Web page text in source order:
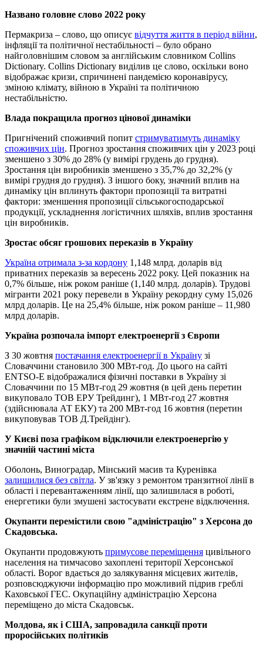
Названо головне слово 2022 року
Пермакриза – слово, що описує відчуття життя в період війни,
інфляції та політичної нестабільності – було обрано
найголовнішим словом за англійським словником Collins
Dictionary. Collins Dictionary виділив це слово, оскільки воно
відображає кризи, спричинені пандемією коронавірусу,
зміною клімату, війною в Україні та політичною
нестабільністю.
Влада покращила прогноз цінової динаміки
Пригнічений споживчий попит стримуватимуть динаміку
споживчих цін. Прогноз зростання споживчих цін у 2023 році
зменшено з 30% до 28% (у вимірі грудень до грудня).
Зростання цін виробників зменшено з 35,7% до 32,2% (у
вимірі грудня до грудня). З іншого боку, значний вплив на
динаміку цін вплинуть фактори пропозиції та витратні
фактори: зменшення пропозиції сільськогосподарської
продукції, ускладнення логістичних шляхів, вплив зростання
цін виробників.
Зростає обсяг грошових переказів в Україну
Україна отримала з-за кордону 1,148 млрд. доларів від
приватних переказів за вересень 2022 року. Цей показник на
0,7% більше, ніж роком раніше (1,140 млрд. доларів). Трудові
мігранти 2021 року перевели в Україну рекордну суму 15,026
млрд доларів. Це на 25,4% більше, ніж роком раніше – 11,980
млрд доларів.
Україна розпочала імпорт електроенергії з Європи
З 30 жовтня постачання електроенергії в Україну зі
Словаччини становило 300 МВт-год. До цього на сайті
ENTSO-E відображалися фізичні поставки в Україну зі
Словаччини по 15 МВт-год 29 жовтня (в цей день перетин
викуповало ТОВ ЕРУ Трейдинг), 1 МВт-год 27 жовтня
(здійснювала АТ ЕКУ) та 200 МВт-год 16 жовтня (перетин
викуповував ТОВ Д.Трейдінг).
У Києві поза графіком відключили електроенергію у
значній частині міста
Оболонь, Виноградар, Мінський масив та Куренівка
залишилися без світла. У зв'язку з ремонтом транзитної лінії в
області і перевантаженням лінії, що залишилася в роботі,
енергетики були змушені застосувати екстрене відключення.
Окупанти перемістили свою "адміністрацію" з Херсона до
Скадовська.
Окупанти продовжують примусове переміщення цивільного
населення на тимчасово захоплені території Херсонської
області. Ворог вдається до залякування місцевих жителів,
розповсюджуючи інформацію про можливий підрив греблі
Каховської ГЕС. Окупаційну адміністрацію Херсона
переміщено до міста Скадовськ.
Молдова, як і США, запровадила санкції проти
проросійських політиків